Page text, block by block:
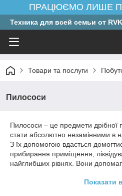
ПРАЦЮЄМО ЛИШЕ
Техника для всей семьи от RVK
Товари та послуги
Пилососи
Пилососи – це предмети дрібної
стати абсолютно незамінними в
З їх допомогою вдається
прибирання приміщення,
найглибших рівнях. Вони
Сучасні виробники виготовляють
Показати